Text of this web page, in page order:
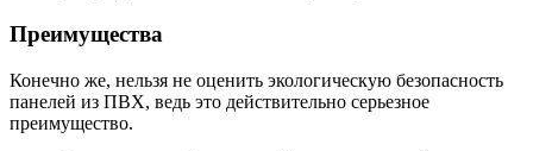
Преимущества
Конечно же, нельзя не оценить экологическую безопасность
панелей из ПВХ, ведь это действительно серьезное
преимущество.